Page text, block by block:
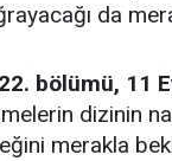
da
bölümü, 11
dizinin
merakla